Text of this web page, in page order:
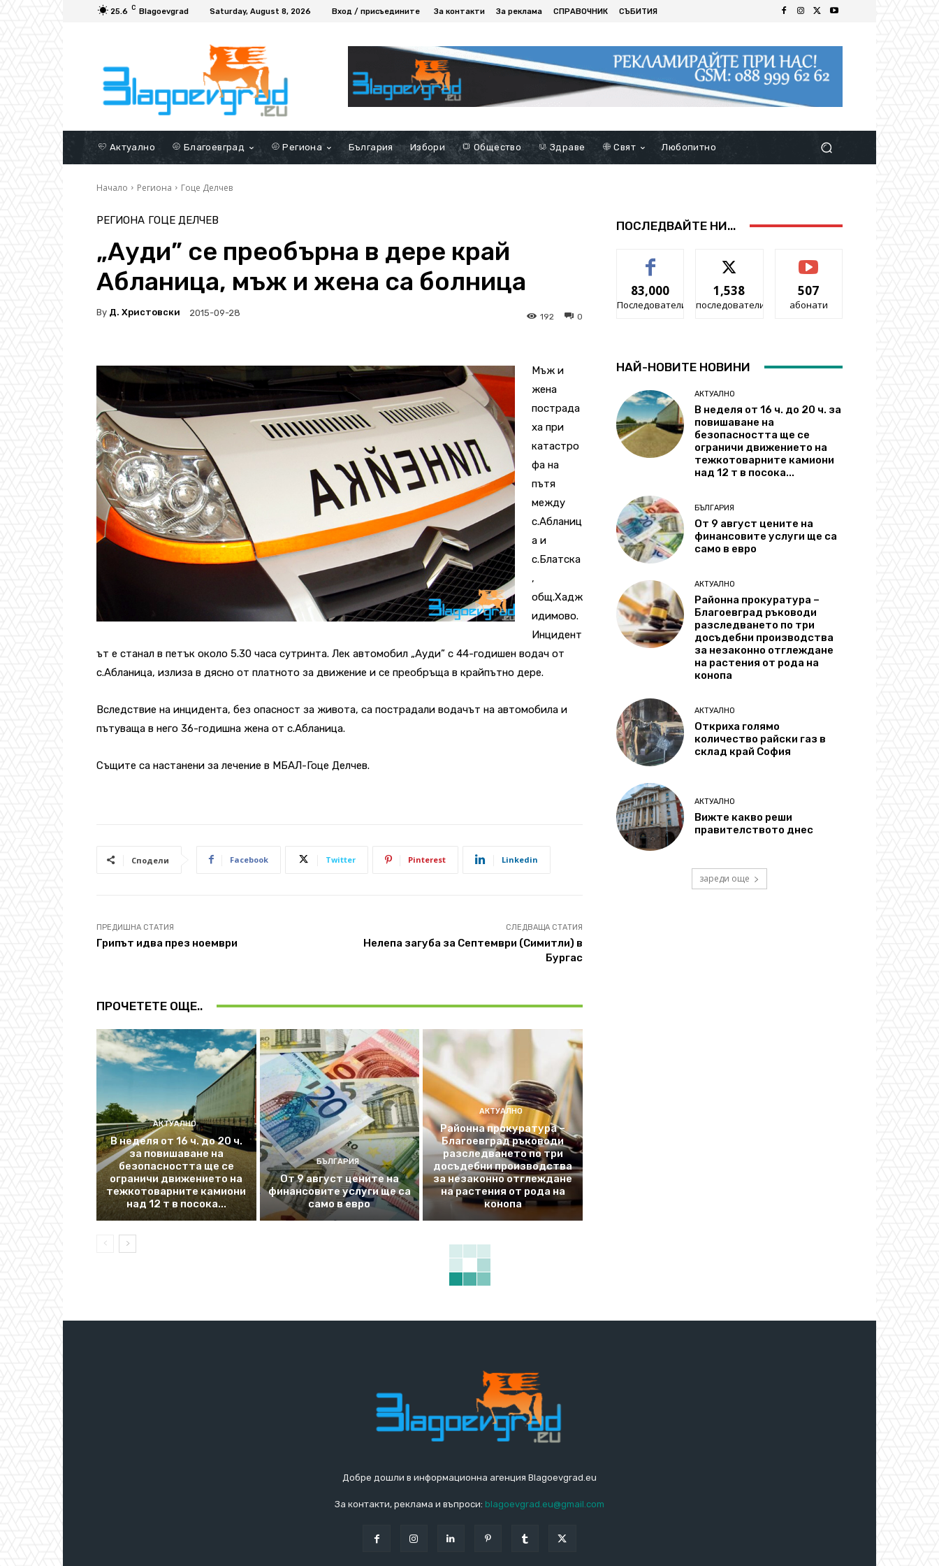
25.6 C Blagoevgrad Saturday, August 8, 2026 Вход / присъедините За контакти За реклама СПРАВОЧНИК СЪБИТИЯ
Актуално Благоевград Региона България Избори Общество Здраве Свят Любопитно
Начало Региона Гоце Делчев
РЕГИОНА ГОЦЕ ДЕЛЧЕВ
„Ауди” се преобърна в дере край
Абланица, мъж и жена са болница
By Д. Христовски 2015-09-28 0
192
Мъж и
жена
пострада
ха при
катастро
фа на
пътя
между
с.Абланиц
а и
с.Блатска
,
общ.Хадж
идимово.
Инцидент
ът е станал в петък около 5.30 часа сутринта. Лек автомобил „Ауди” с 44-годишен водач от
с.Абланица, излиза в дясно от платното за движение и се преобръща в крайпътно дере.
Вследствие на инцидента, без опасност за живота, са пострадали водачът на автомобила и
пътуваща в него 36-годишна жена от с.Абланица.
Същите са настанени за лечение в МБАЛ-Гоце Делчев.
Сподели Facebook Twitter Pinterest Linkedin
ПРЕДИШНА СТАТИЯ
Грипът идва през ноември
СЛЕДВАЩА СТАТИЯ
Нелепа загуба за Септември (Симитли) в
Бургас
ПРОЧЕТЕТЕ ОЩЕ..
АКТУАЛНО
В неделя от 16 ч. до 20 ч.
за повишаване на
безопасността ще се
ограничи движението на
тежкотоварните камиони
над 12 т в посока...
БЪЛГАРИЯ
От 9 август цените на
финансовите услуги ще са
само в евро
АКТУАЛНО
Районна прокуратура –
Благоевград ръководи
разследването по три
досъдебни производства
за незаконно отглеждане
на растения от рода на
конопа
ПОСЛЕДВАЙТЕ НИ...
83,000
Последователи
1,538
последователи
507
абонати
НАЙ-НОВИТЕ НОВИНИ
АКТУАЛНО
В неделя от 16 ч. до 20 ч. за
повишаване на
безопасността ще се
ограничи движението на
тежкотоварните камиони
над 12 т в посока...
БЪЛГАРИЯ
От 9 август цените на
финансовите услуги ще са
само в евро
АКТУАЛНО
Районна прокуратура –
Благоевград ръководи
разследването по три
досъдебни производства
за незаконно отглеждане
на растения от рода на
конопа
АКТУАЛНО
Откриха голямо
количество райски газ в
склад край София
АКТУАЛНО
Вижте какво реши
правителството днес
зареди още
Добре дошли в информационна агенция Blagoevgrad.eu
За контакти, реклама и въпроси: blagoevgrad.eu@gmail.com